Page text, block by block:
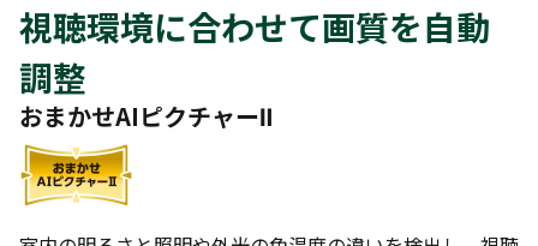
視聴環境に合わせて画質を自動
調整
おまかせAIピクチャーⅡ